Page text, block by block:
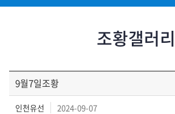
조황갤러리
9월7일조황
인천유선 2024-09-07